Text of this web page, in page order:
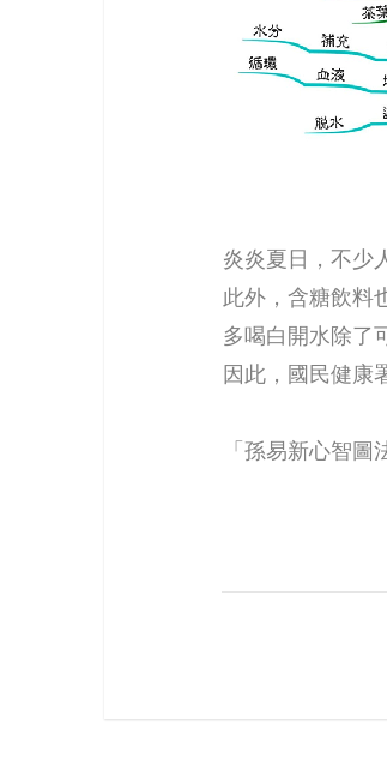
炎炎夏日，不少
此外，含糖飲料
多喝白開水除了
因此，國民健康
「孫易新心智圖